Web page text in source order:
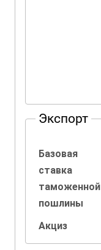
Экспорт
Базовая
ставка
таможенной
пошлины
Акциз